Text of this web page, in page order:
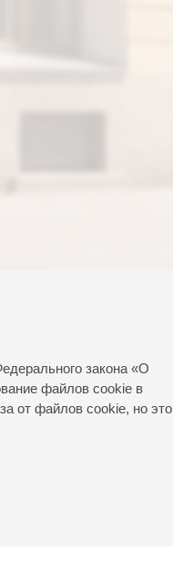
закона «О
файлов cookie в
от файлов cookie, но это